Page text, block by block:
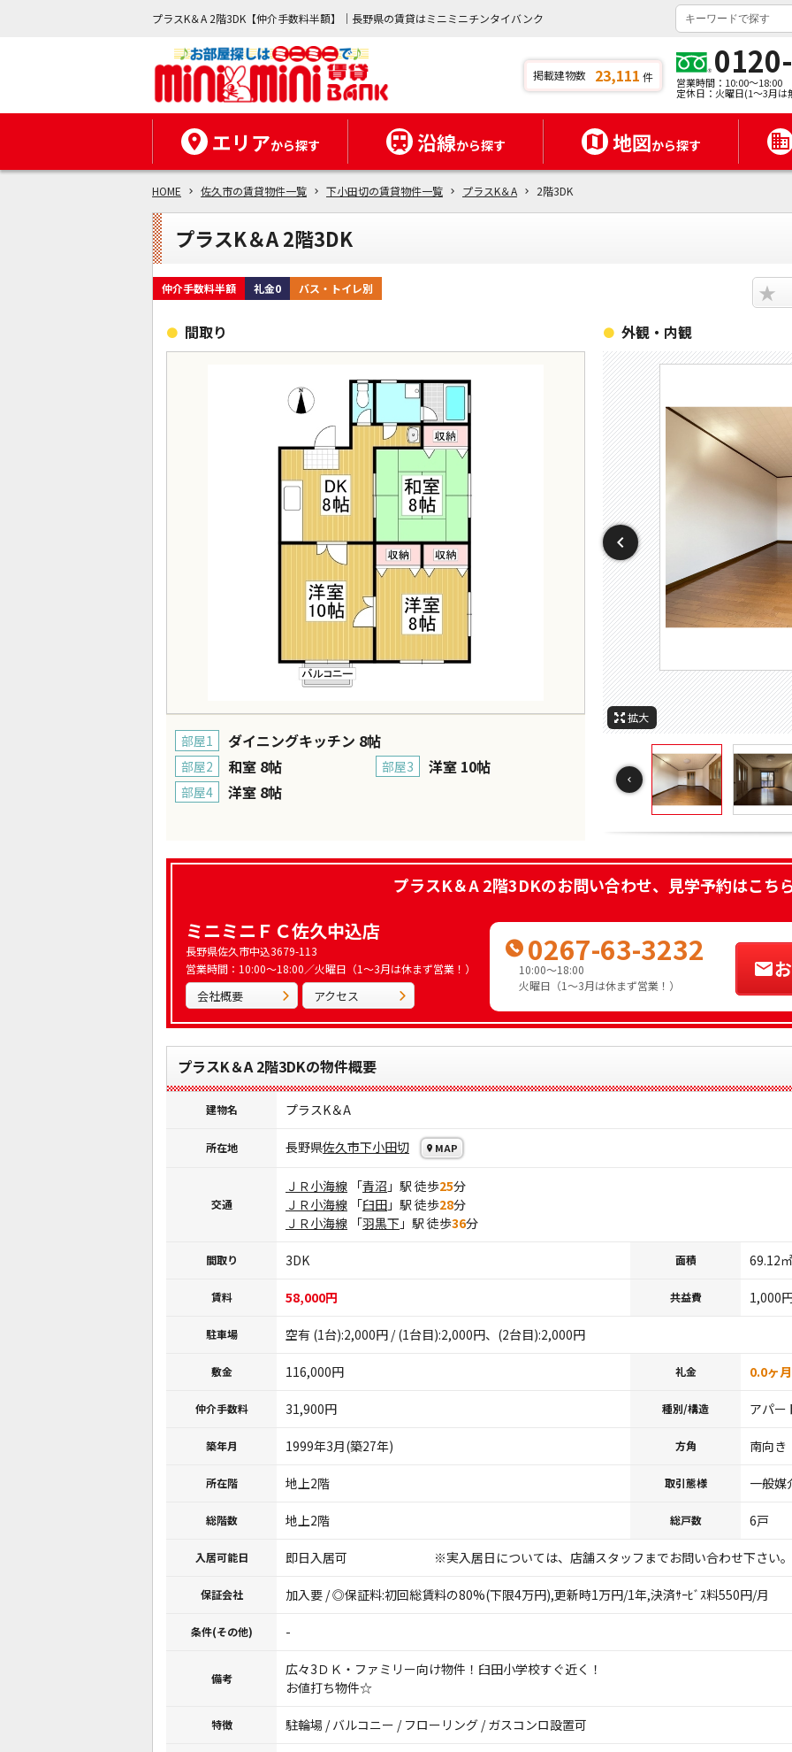
プラスK＆A 2階3DK【仲介手数料半額】｜長野県の賃貸はミニミニチンタイバンク
掲載建物数 23,111 件 営業時間：10:00～18:00
定休日：火曜日(1～3月は
エリアから探す 沿線から探す 地図から探す
HOME 佐久市の賃貸物件一覧 下小田切の賃貸物件一覧 プラスK＆A 2階3DK
プラスK＆A 2階3DK
仲介手数料半額 礼金0 バス・トイレ別 ★
間取り
部屋1 ダイニングキッチン 8帖
部屋2 和室 8帖 部屋3 洋室 10帖
部屋4 洋室 8帖
外観・内観
拡大
周辺
周
周辺
周
周
プラスK＆A 2階3DKのお問い合わせ、見学予約はこち
ミニミニＦＣ佐久中込店
長野県佐久市中込3679-113
営業時間：10:00～18:00／火曜日（1～3月は休まず営業！）
会社概要 アクセス
0267-63-3232
10:00～18:00
火曜日（1～3月は休まず営業！）
プラスK＆A 2階3DKの物件概要
建物名 プラスK＆A
所在地 長野県佐久市下小田切 MAP
交通
ＪＲ小海線 「青沼 」駅 徒歩25分
ＪＲ小海線 「臼田 」駅 徒歩28分
ＪＲ小海線 「羽黒下 」駅 徒歩36分
間取り 3DK 面積 69.12㎡
賃料 58,000円 共益費 1,000
駐車場 空有 (1台):2,000円 / (1台目):2,000円、(2台目):2,000円
敷金 116,000円 礼金 0.0ヶ月
仲介手数料 31,900円 種別/構造 アパー
築年月 1999年3月(築27年) 方角 南向き
所在階 地上2階 取引態様 一般媒
総階数 地上2階 総戸数 6戸
入居可能日 即日入居可 ※実入居日については、店舗スタッフまでお問い合わせ下さい。
保証会社 加入要 / ◎保証料:初回総賃料の80%(下限4万円),更新時1万円/1年,決済ｻｰﾋﾞｽ料550円/月
条件(その他) -
備考
広々3ＤＫ・ファミリー向け物件！臼田小学校すぐ近く！
お値打ち物件☆
特徴 駐輪場 / バルコニー / フローリング / ガスコンロ設置可